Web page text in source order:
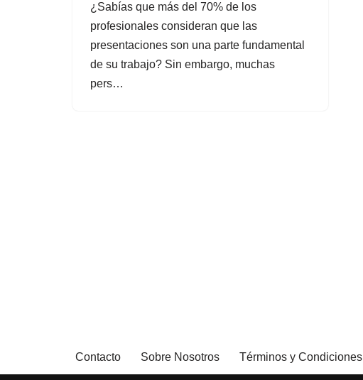
¿Sabías que más del 70% de los
profesionales consideran que las
presentaciones son una parte fundamental
de su trabajo? Sin embargo, muchas
pers…
Contacto Sobre Nosotros Términos y Condiciones